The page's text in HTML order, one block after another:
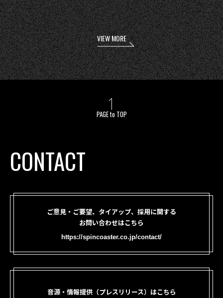
VIEW MORE
PAGE to TOP
CONTACT
ご意見・ご要望、タイアップ、採用に関する
お問い合わせはこちら
https://spincoaster.co.jp/contact/
音源・情報提供（プレスリリース）はこちら